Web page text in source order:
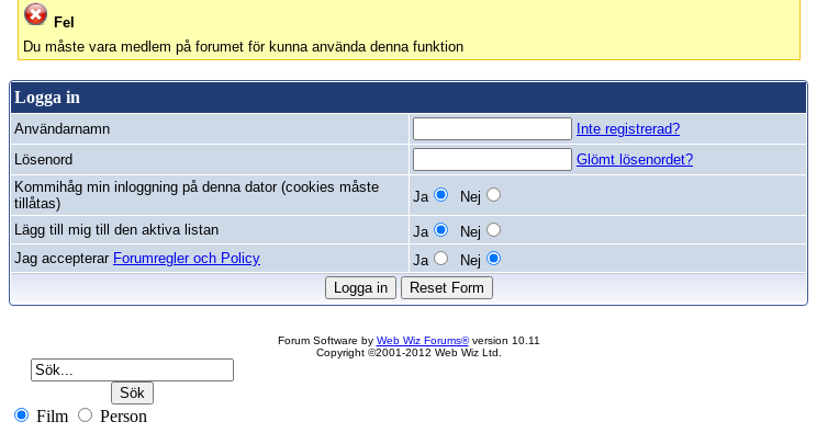
Fel
Du måste vara medlem på forumet för kunna använda denna funktion
Logga in
Användarnamn
Inte registrerad?
Lösenord
Glömt lösenordet?
Kommihåg min inloggning på denna dator (cookies måste
tillåtas)
Ja
Nej
Lägg till mig till den aktiva listan
Ja
Nej
Jag accepterar Forumregler och Policy Ja Nej
Forum Software by Web Wiz Forums®version 10.11
Copyright ©2001-2012 Web Wiz Ltd.
Film Person